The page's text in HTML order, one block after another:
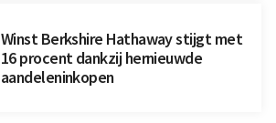
Winst Berkshire Hathaway stijgt met
16 procent dankzij hernieuwde
aandeleninkopen